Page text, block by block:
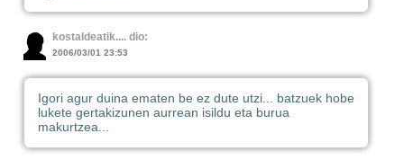
kostaldeatik.... dio:
2006/03/01 23:53
Igori agur duina ematen be ez dute utzi... batzuek hobe
lukete gertakizunen aurrean isildu eta burua
makurtzea...